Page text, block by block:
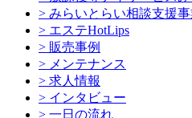
> みらいとらい相談支援事
> エステHotLips
> 販売事例
> メンテナンス
> 求人情報
> インタビュー
> 一日の流れ